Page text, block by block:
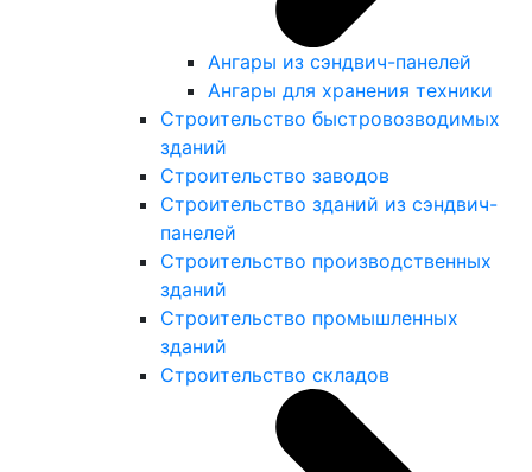
Ангары из сэндвич-панелей
Ангары для хранения техники
Строительство быстровозводимых
зданий
Строительство заводов
Строительство зданий из сэндвич-
панелей
Строительство производственных
зданий
Строительство промышленных
зданий
Строительство складов